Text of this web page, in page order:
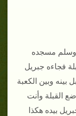
وسلم مسجده
فجاءه جبريل
بينه وبين الكعبة
القبلة وأنت
بيده هكذا